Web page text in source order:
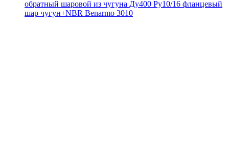
обратный шаровой из чугуна Ду400 Ру10/16 фланцевый
шар чугун+NBR Benarmo 3010